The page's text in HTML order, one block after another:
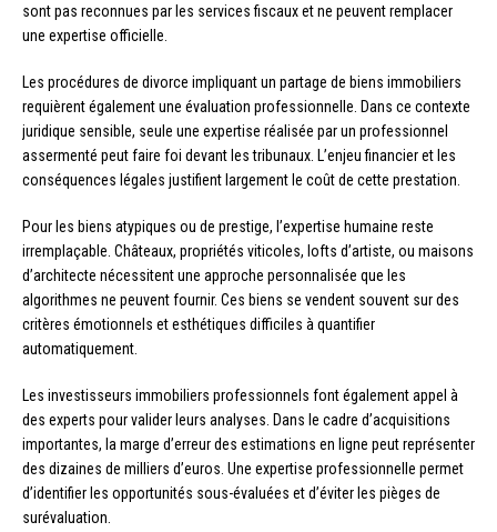
sont pas reconnues par les services fiscaux et ne peuvent remplacer
une expertise officielle.
Les procédures de divorce impliquant un partage de biens immobiliers
requièrent également une évaluation professionnelle. Dans ce contexte
juridique sensible, seule une expertise réalisée par un professionnel
assermenté peut faire foi devant les tribunaux. L’enjeu financier et les
conséquences légales justifient largement le coût de cette prestation.
Pour les biens atypiques ou de prestige, l’expertise humaine reste
irremplaçable. Châteaux, propriétés viticoles, lofts d’artiste, ou maisons
d’architecte nécessitent une approche personnalisée que les
algorithmes ne peuvent fournir. Ces biens se vendent souvent sur des
critères émotionnels et esthétiques difficiles à quantifier
automatiquement.
Les investisseurs immobiliers professionnels font également appel à
des experts pour valider leurs analyses. Dans le cadre d’acquisitions
importantes, la marge d’erreur des estimations en ligne peut représenter
des dizaines de milliers d’euros. Une expertise professionnelle permet
d’identifier les opportunités sous-évaluées et d’éviter les pièges de
surévaluation.